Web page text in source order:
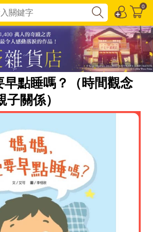
0
早點睡嗎？（時間觀念
關係）